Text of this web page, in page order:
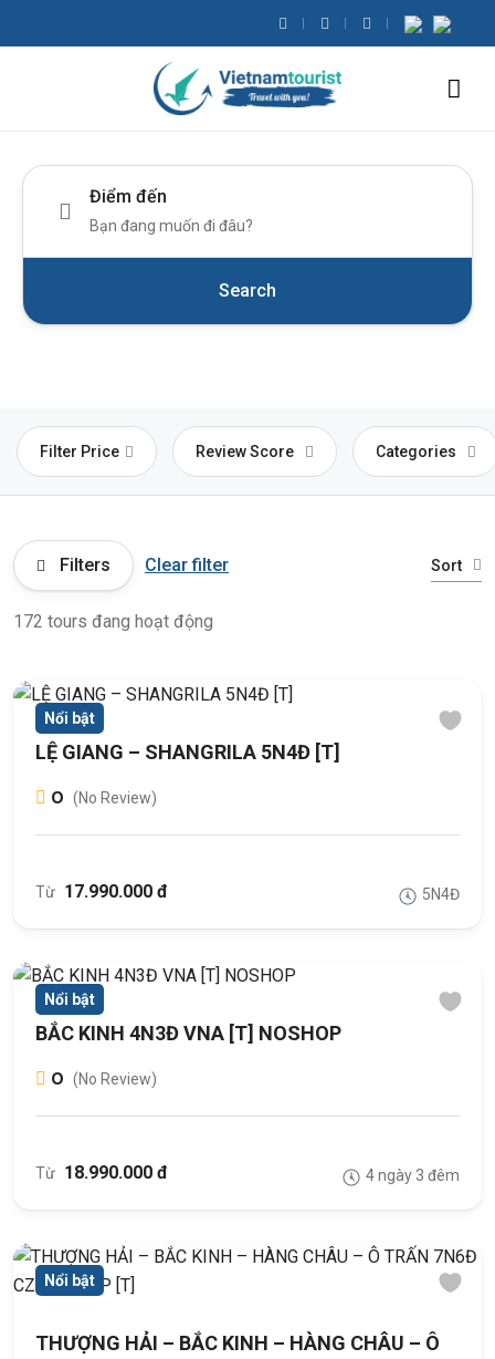
Điểm đến
Search
Filter Price Review Score Categories
Filters Clear filter Sort
172 tours đang hoạt động
Nổi bật
LỆ GIANG – SHANGRILA 5N4Đ [T]
0 (No Review)
Từ 17.990.000 đ 5N4Đ
Nổi bật
BẮC KINH 4N3Đ VNA [T] NOSHOP
0 (No Review)
Từ 18.990.000 đ 4 ngày 3 đêm
Nổi bật
THƯỢNG HẢI – BẮC KINH – HÀNG CHÂU – Ô